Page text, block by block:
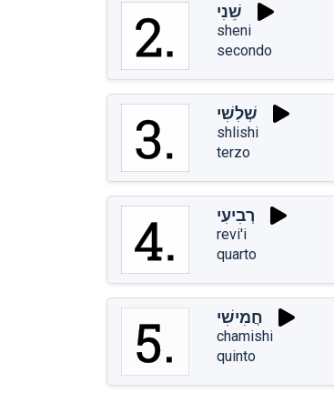
שֵׁנִי
sheni
secondo
שְׁלִשִׁי
shlishi
terzo
רְבִיעִי
revi'i
quarto
חֲמִישִׁי
chamishi
quinto